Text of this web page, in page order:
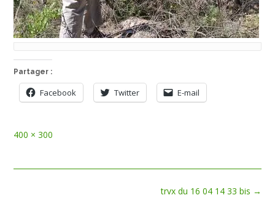
Partager :
Facebook Twitter E-mail
Full
400 × 300
trvx du 16 04 14 33 bis →